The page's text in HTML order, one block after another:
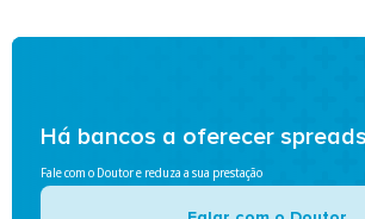
Há bancos a oferecer
Fale com o Doutor e reduza a sua prestação